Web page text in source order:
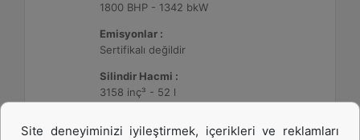
1800 BHP - 1342 bkW
Emisyonlar :
Sertifikalı değildir
Silindir Hacmi :
3158 inç³ - 52 l
Detay Teklif Al
Site deneyiminizi iyileştirmek, içerikleri ve reklamları